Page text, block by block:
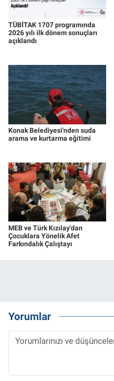
TÜBİTAK 1707 programında
2026 yılı ilk dönem sonuçları
açıklandı
Konak Belediyesi'nden suda
arama ve kurtarma eğitimi
MEB ve Türk Kızılay'dan
Çocuklara Yönelik Afet
Farkındalık Çalıştayı
Yorumlar